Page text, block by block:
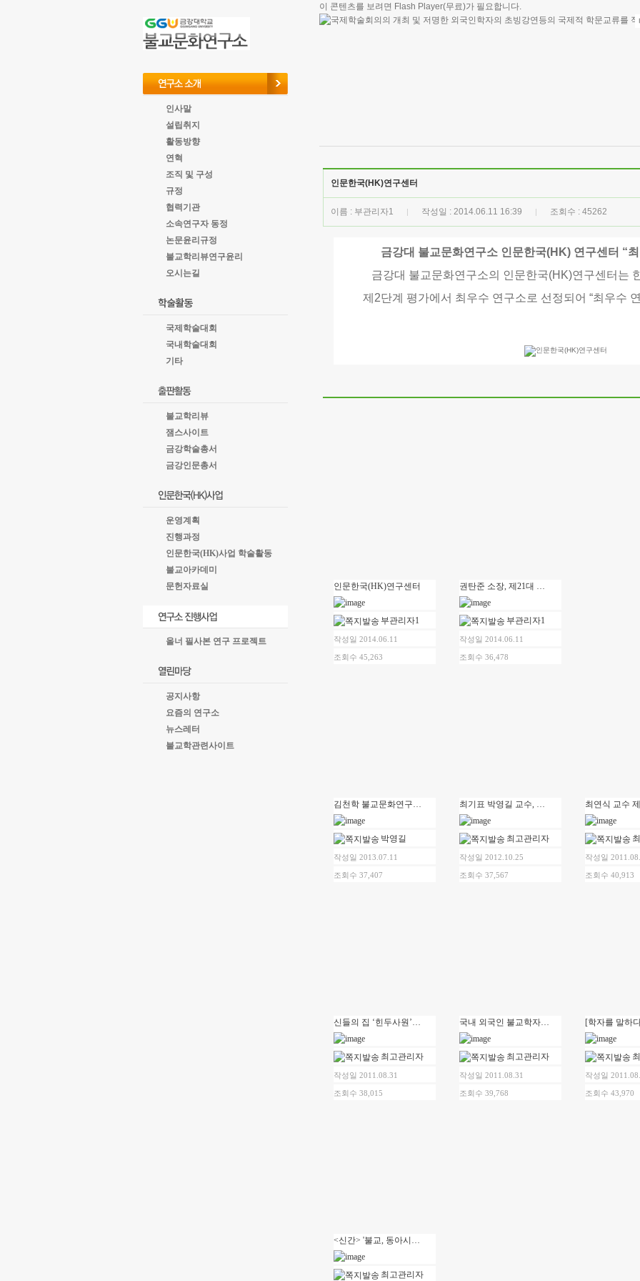
인사말
설립취지
활동방향
연혁
조직 및 구성
규정
협력기관
소속연구자 동정
논문윤리규정
불교학리뷰연구윤리
오시는길
국제학술대회
국내학술대회
기타
불교학리뷰
잼스사이트
금강학술총서
금강인문총서
운영계획
진행과정
인문한국(HK)사업 학술활동
불교아카데미
문헌자료실
올너 필사본 연구 프로젝트
공지사항
요즘의 연구소
뉴스레터
불교학관련사이트
이 콘텐츠를 보려면 Flash Player(무료)가 필요합니다.
인문한국(HK)연구센터
이름 : 부관리자1 | 작성일 : 2014.06.11 16:39 | 조회수 : 45262
금강대 불교문화연구소 인문한국(HK) 연구센터 “
금강대 불교문화연구소의 인문한국(HK)연구센터는
제2단계 평가에서 최우수 연구소로 선정되어 “최우수
인문한국(HK)연구센터
부관리자1
작성일 2014.06.11
조회수 45,263
권탄준 소장, 제21대 한국불교학회 회장 선출
부관리자1
작성일 2014.06.11
조회수 36,478
김천학 불교문화연구소 소장 제28회 불이상 수상자로 선정
박영길
작성일 2013.07.11
조회수 37,407
최기표 박영길 교수, 한국연구재단 지원사업 선정
최고관리자
작성일 2012.10.25
조회수 37,567
작성일
조회수 40,913
신들의 집 ‘힌두사원’의 모든 것
최고관리자
작성일 2011.08.31
조회수 38,015
국내 외국인 불교학자 크게 늘었다
최고관리자
작성일 2011.08.31
조회수 39,768
작성일
조회수 43,970
<신간> '불교, 동아시아를 만나다'
최고관리자